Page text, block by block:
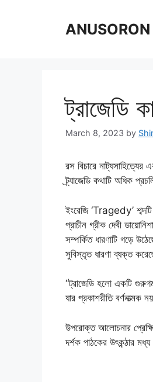
ANUSORON
ট্রাজেডি
March 8, 2023 by
রস বিচারে
ট্র্যাজেডি কথাটি অধিক
ইংরেজি ‘Tragedy’
প্রাচীন গ্রীক দেবী
সম্পর্কিত ধারণাটি গড়ে
সুবিস্তৃত ধারণা ব্যক্ত
“ট্রাজেডি হলো একটি
যার প্রকাশরীতি
উপরোক্ত আলোচনার
দর্শক পাঠকের উৎকন্ঠার